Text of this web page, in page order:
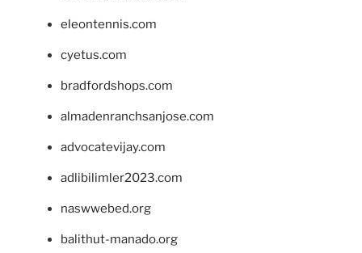
eleontennis.com
cyetus.com
bradfordshops.com
almadenranchsanjose.com
advocatevijay.com
adlibilimler2023.com
naswwebed.org
balithut-manado.org